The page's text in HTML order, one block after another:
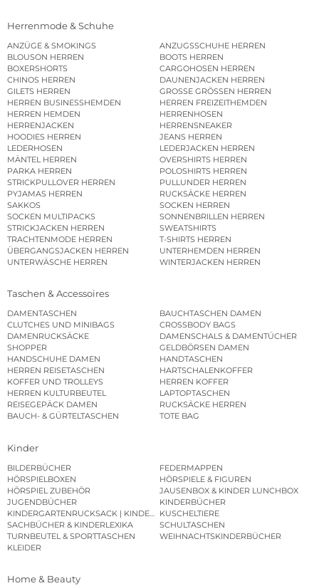
Herrenmode & Schuhe
ANZÜGE & SMOKINGS
ANZUGSSCHUHE HERREN
BLOUSON HERREN
BOOTS HERREN
BOXERSHORTS
CARGOHOSEN HERREN
CHINOS HERREN
DAUNENJACKEN HERREN
GILETS HERREN
GROSSE GRÖSSEN HERREN
HERREN BUSINESSHEMDEN
HERREN FREIZEITHEMDEN
HERREN HEMDEN
HERRENHOSEN
HERRENJACKEN
HERRENSNEAKER
HOODIES HERREN
JEANS HERREN
LEDERHOSEN
LEDERJACKEN HERREN
MÄNTEL HERREN
OVERSHIRTS HERREN
PARKA HERREN
POLOSHIRTS HERREN
STRICKPULLOVER HERREN
PULLUNDER HERREN
PYJAMAS HERREN
RUCKSÄCKE HERREN
SAKKOS
SOCKEN HERREN
SOCKEN MULTIPACKS
SONNENBRILLEN HERREN
STRICKJACKEN HERREN
SWEATSHIRTS
TRACHTENMODE HERREN
T-SHIRTS HERREN
ÜBERGANGSJACKEN HERREN
UNTERHEMDEN HERREN
UNTERWÄSCHE HERREN
WINTERJACKEN HERREN
Taschen & Accessoires
DAMENTASCHEN
BAUCHTASCHEN DAMEN
CLUTCHES UND MINIBAGS
CROSSBODY BAGS
DAMENRUCKSÄCKE
DAMENSCHALS & DAMENTÜCHER
SHOPPER
GELDBÖRSEN DAMEN
HANDSCHUHE DAMEN
HANDTASCHEN
HERREN REISETASCHEN
HARTSCHALENKOFFER
KOFFER UND TROLLEYS
HERREN KOFFER
HERREN KULTURBEUTEL
LAPTOPTASCHEN
REISEGEPÄCK DAMEN
RUCKSÄCKE HERREN
BAUCH- & GÜRTELTASCHEN
TOTE BAG
Kinder
BILDERBÜCHER
FEDERMAPPEN
HÖRSPIELBOXEN
HÖRSPIELE & FIGUREN
HÖRSPIEL ZUBEHÖR
JAUSENBOX & KINDER LUNCHBOX
JUGENDBÜCHER
KINDERBÜCHER
KINDERGARTENRUCKSACK | KINDERGARTENBEUTEL
KUSCHELTIERE
SACHBÜCHER & KINDERLEXIKA
SCHULTASCHEN
TURNBEUTEL & SPORTTASCHEN
WEIHNACHTSKINDERBÜCHER
KLEIDER
Home & Beauty